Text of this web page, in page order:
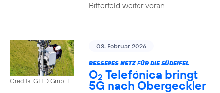
Bitterfeld weiter voran.
Credits: GfTD GmbH
03. Februar 2026
BESSERES NETZ FÜR DIE SÜDEIFEL
O2 Telefónica bringt
5G nach Obergeckler